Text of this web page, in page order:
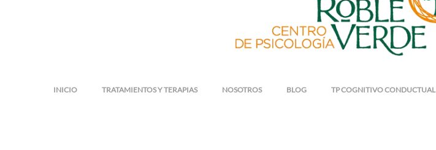
INICIO TRATAMIENTOS Y TERAPIAS NOSOTROS BLOG TP COGNITIVO CONDUCTUAL